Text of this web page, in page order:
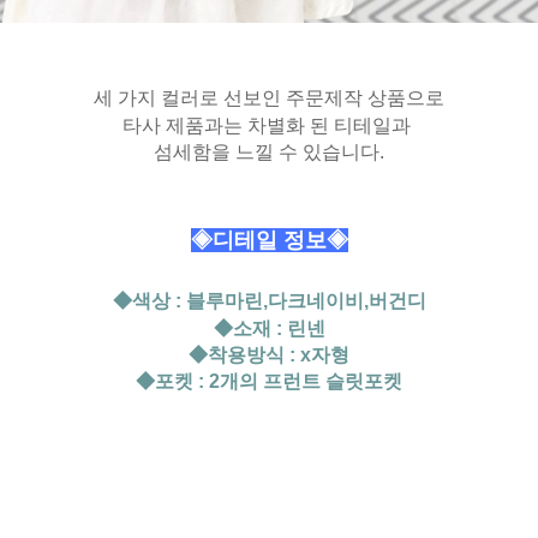
세 가지 컬러로 선보인 주문제작 상품으로
타사 제품과는 차별화 된 티테일과
섬세함을 느낄 수 있습니다.
◈디테일 정보◈
◆색상 : 블루마린,다크네이비,버건디
◆소재 : 린넨
◆착용방식 : x자형
◆포켓 : 2개의 프런트 슬릿포켓